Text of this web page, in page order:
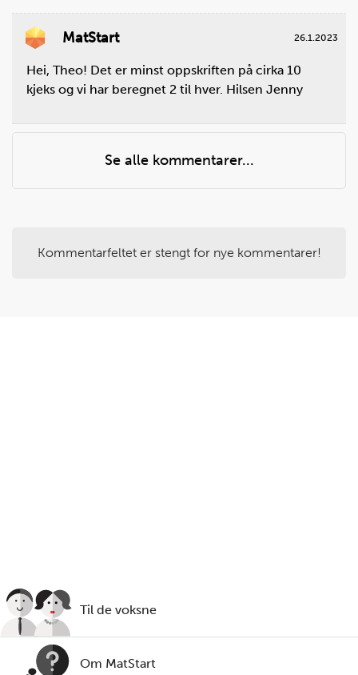
Steg
Rør med en sleiv til smøret har smeltet.
MatStart 26.1.2023
Hei, Theo! Det er minst oppskriften på cirka 10
kjeks og vi har beregnet 2 til hver. Hilsen Jenny
Se alle kommentarer...
Kommentarfeltet er stengt for nye kommentarer!
Til de voksne
Om MatStart